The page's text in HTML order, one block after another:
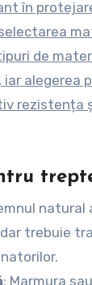
în
de
alegerea
rezistența
natural
trebuie
: Marmura